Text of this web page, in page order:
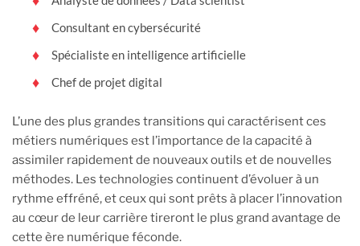
Consultant en cybersécurité
Spécialiste en intelligence artificielle
Chef de projet digital
L’une des plus grandes transitions qui caractérisent ces
métiers numériques est l’importance de la capacité à
assimiler rapidement de nouveaux outils et de nouvelles
méthodes. Les technologies continuent d’évoluer à un
rythme effréné, et ceux qui sont prêts à placer l’innovation
au cœur de leur carrière tireront le plus grand avantage de
cette ère numérique féconde.